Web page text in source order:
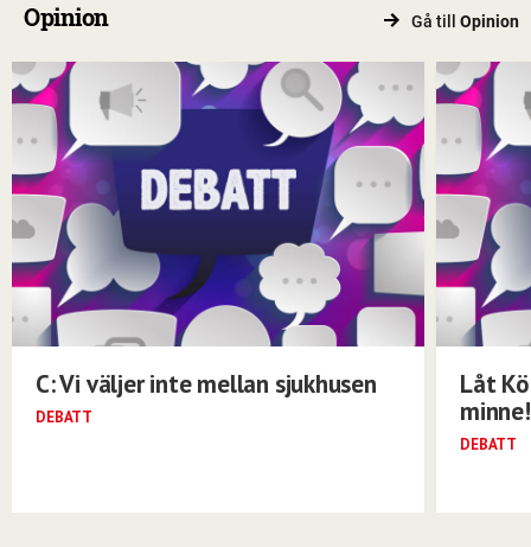
Opinion Gå till Opinion
C: Vi väljer inte mellan sjukhusen
DEBATT
Låt
minne!
DEBATT